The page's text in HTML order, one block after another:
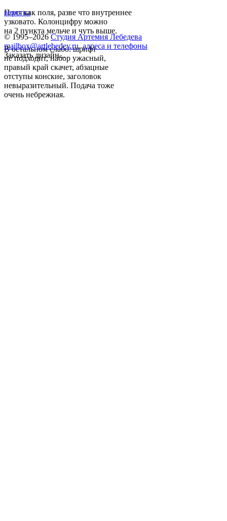
Поля как поля, разве что внутреннее
узковато. Колонцифру можно
на 2 пункта мельче и чуть выше.
В остальном слабо: шрифт
не подходит, набор ужасный,
правый край скачет, абзацные
отступы конские, заголовок
невыразительный. Подача тоже
очень небрежная.
верстка
© 1995–2026 Студия Артемия Лебедева
mailbox@artlebedev.ru, адреса и телефоны
Заказать дизайн...